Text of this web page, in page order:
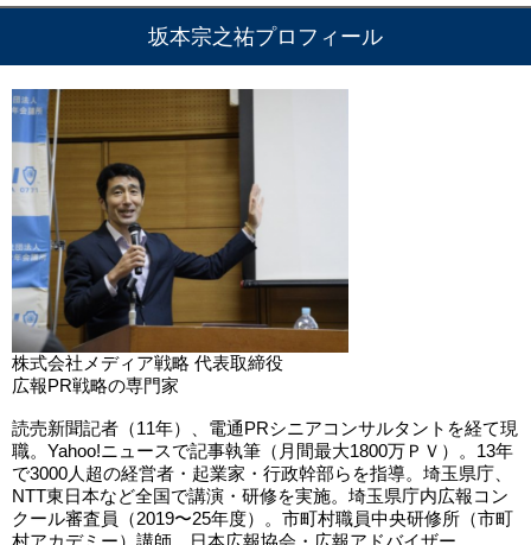
坂本宗之祐プロフィール
株式会社メディア戦略 代表取締役
広報PR戦略の専門家
読売新聞記者（11年）、電通PRシニアコンサルタントを経て現
職。Yahoo!ニュースで記事執筆（月間最大1800万ＰＶ）。13年
で3000人超の経営者・起業家・行政幹部らを指導。埼玉県庁、
NTT東日本など全国で講演・研修を実施。埼玉県庁内広報コン
クール審査員（2019〜25年度）。市町村職員中央研修所（市町